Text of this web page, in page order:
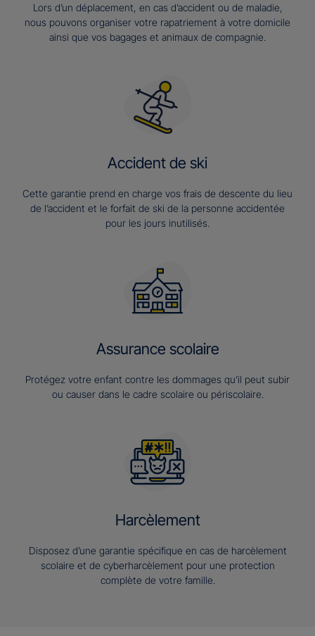
Lors d’un déplacement, en cas d’accident ou de maladie,
nous pouvons organiser votre rapatriement à votre domicile
ainsi que vos bagages et animaux de compagnie.
Accident de ski
Cette garantie prend en charge vos frais de descente du lieu
de l’accident et le forfait de ski de la personne accidentée
pour les jours inutilisés.
Assurance scolaire
Protégez votre enfant contre les dommages qu’il peut subir
ou causer dans le cadre scolaire ou périscolaire.
Harcèlement
Disposez d’une garantie spécifique en cas de harcèlement
scolaire et de cyberharcèlement pour une protection
complète de votre famille.